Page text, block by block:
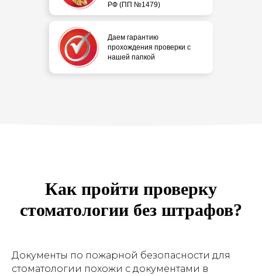
РФ (ПП №1479)
Даем гарантию
прохождения проверки с
нашей папкой
Как пройти проверку
стоматологии без штрафов?
Документы по пожарной безопасности для
стоматологии похожи с документами в